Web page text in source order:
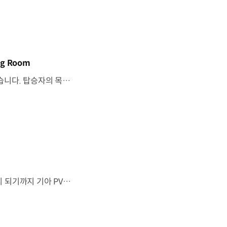
Room
기아 PV5 WAV는 교통약자의 일상을 기준으로이동 과정을 다시 설계했습니다. 탑승자의 목적에 맞게 확장되는 모빌리티, PV5 WAV 개발 스토리를 영상으로 확인해 보세요. #현대자동차그룹 #TheMovingRoom #기아 #PV5 #PV5WAV #PBV #목적기반모빌리티
“이 방이 통째로 움직였으면 좋겠다”그림 속에서만 그리던 여행이 현실이 되기까지 기아 PV5 WAV는 필요한 의료 장비를 싣고가족과 한 공간에서 함께 떠날 수 있도록이동의 경험을 다시 설계했습니다. 같은 풍경을 보고, 같은 순간을 나누는 일현대자동차그룹은 모두를 위한 이동을 만들어갑니다. #현대자동차그룹 #TheMovingRoom #PV5 #기아 #목적기반모빌리티 #PV5WAV #PBV